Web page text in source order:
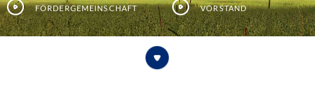
Fördergemeinschaft Vorstand